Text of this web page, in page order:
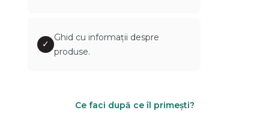
✓
Ghid cu informații despre
produse.
Ce faci după ce îl primești?